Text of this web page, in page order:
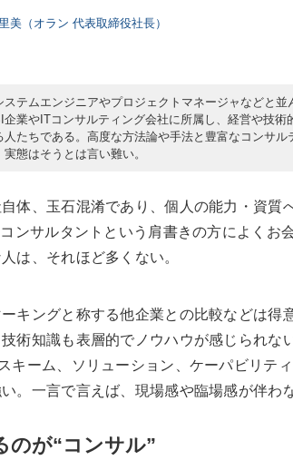
美（オラン 代表取締役社長）
テムエンジニアやプロジェクトマネージャなどと並
業やITコンサルティング会社に所属し、経営や技術
たちである。高度な方法論や手法と豊富なコンサル
態はそうとは言い難い。
体、玉石混淆であり、個人の能力・資質
ンサルタントという肩書きの方によくお
は、それほど多くない。
キングと称する他企業との比較などは得
術知識も表層的でノウハウが感じられな
キーム、ソリューション、ケーパビリテ
。一言で言えば、現場感や臨場感が伴わ
のが“コンサル”